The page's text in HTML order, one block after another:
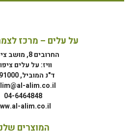
על עלים – מרכז
החרובים 8, מושב ציפורי
וויז: על עלים
ד"נ המוביל, 1791000
alim.co.il
04-6464848
alim.co.il
המוצרים